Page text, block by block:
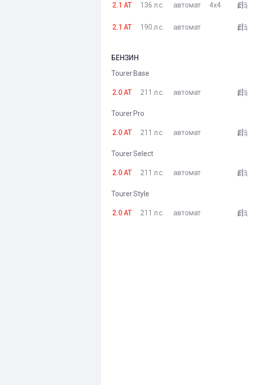
2.1 AT 136 л.с. автомат 4x4
2.1 AT 190 л.с. автомат
БЕНЗИН
Tourer Base
2.0 AT 211 л.с. автомат
Tourer Pro
2.0 AT 211 л.с. автомат
Tourer Select
2.0 AT 211 л.с. автомат
Tourer Style
2.0 AT 211 л.с. автомат